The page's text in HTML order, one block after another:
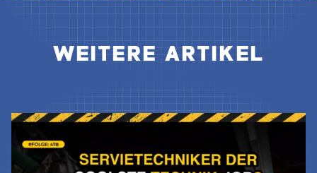
WEITERE ARTIKEL
Jetzt Lesen & Hören